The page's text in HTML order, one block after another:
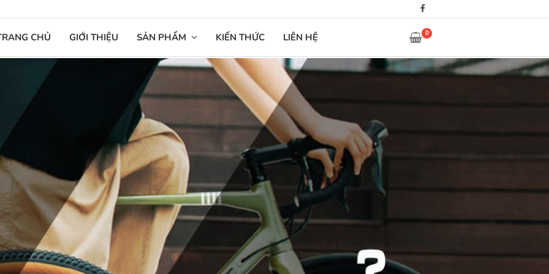
CHỦ GIỚI THIỆU SẢN PHẨM KIẾN THỨC LIÊN HỆ 0